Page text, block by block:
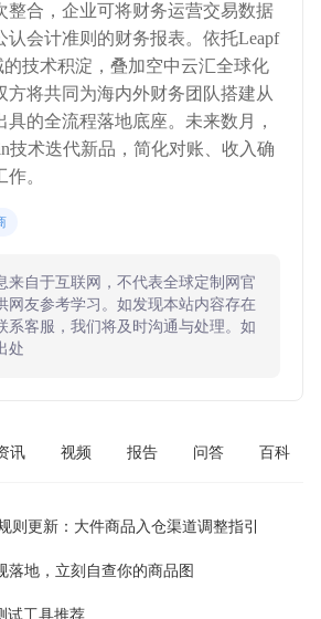
整合，企业可将财务运营交易数据
认会计准则的财务报表。依托Leapf
技术积淀，叠加空中云汇全球化
方将共同为海内外财务团队搭建从
具的全流程落地底座。未来数月，
技术迭代新品，简化对账、收入确
。
来自于互联网，不代表全球定制网官
网友参考学习。如发现本站内容存在
系客服，我们将及时沟通与处理。如
处
讯 视频 报告 问答 百科
则更新：大件商品入仓渠道调整指引
落地，立刻自查你的商品图
试工具推荐